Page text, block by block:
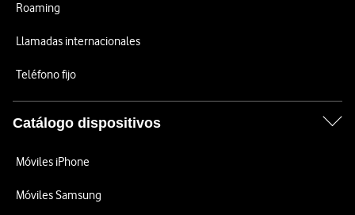
Roaming
Llamadas internacionales
Teléfono fijo
Catálogo dispositivos
Móviles iPhone
Móviles Samsung